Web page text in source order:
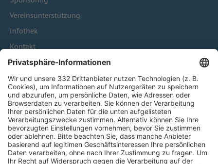
Vereinsunterstützung
Infothek
Kontakt
HÄUFIG BESUCHTE SEITEN
Pässe und Vereinswechsel
Trainerausbildung
Schulungsangebot Vereinsmitarbeiter
BFV-Geschäftsstellen
Trainerbörse